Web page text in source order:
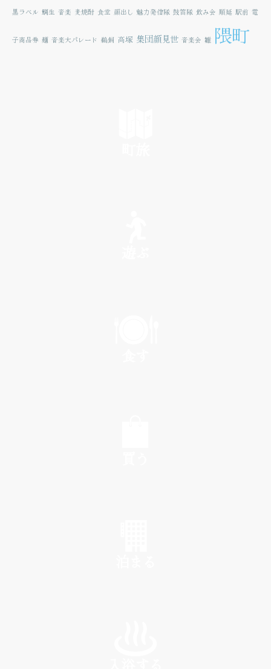
黒ラベル 鯛生 音楽 麦焼酎 食堂 顔出し 魅力発信隊 鼓笛隊 飲み会 順延 駅前 電
子商品券 麺 音楽大パレード 鵜飼 高塚 集団顔見世 音楽会 雛 隈町